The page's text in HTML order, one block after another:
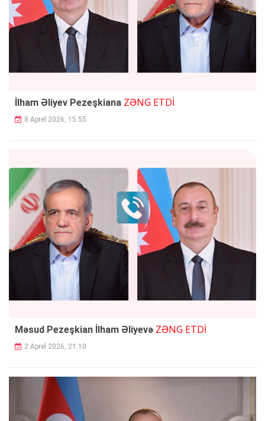
İlham Əliyev Pezeşkiana ZƏNG ETDİ
8 Aprel 2026, 15:55
Məsud Pezeşkian İlham Əliyevə ZƏNG ETDİ
2 Aprel 2026, 21:10